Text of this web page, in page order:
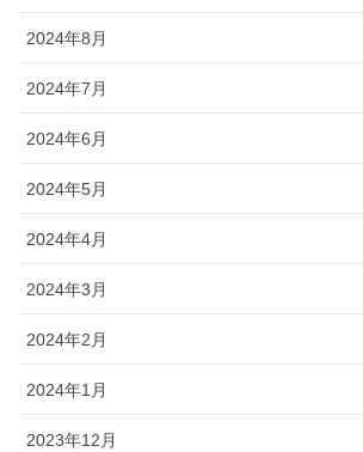
2024年8月
2024年7月
2024年6月
2024年5月
2024年4月
2024年3月
2024年2月
2024年1月
2023年12月